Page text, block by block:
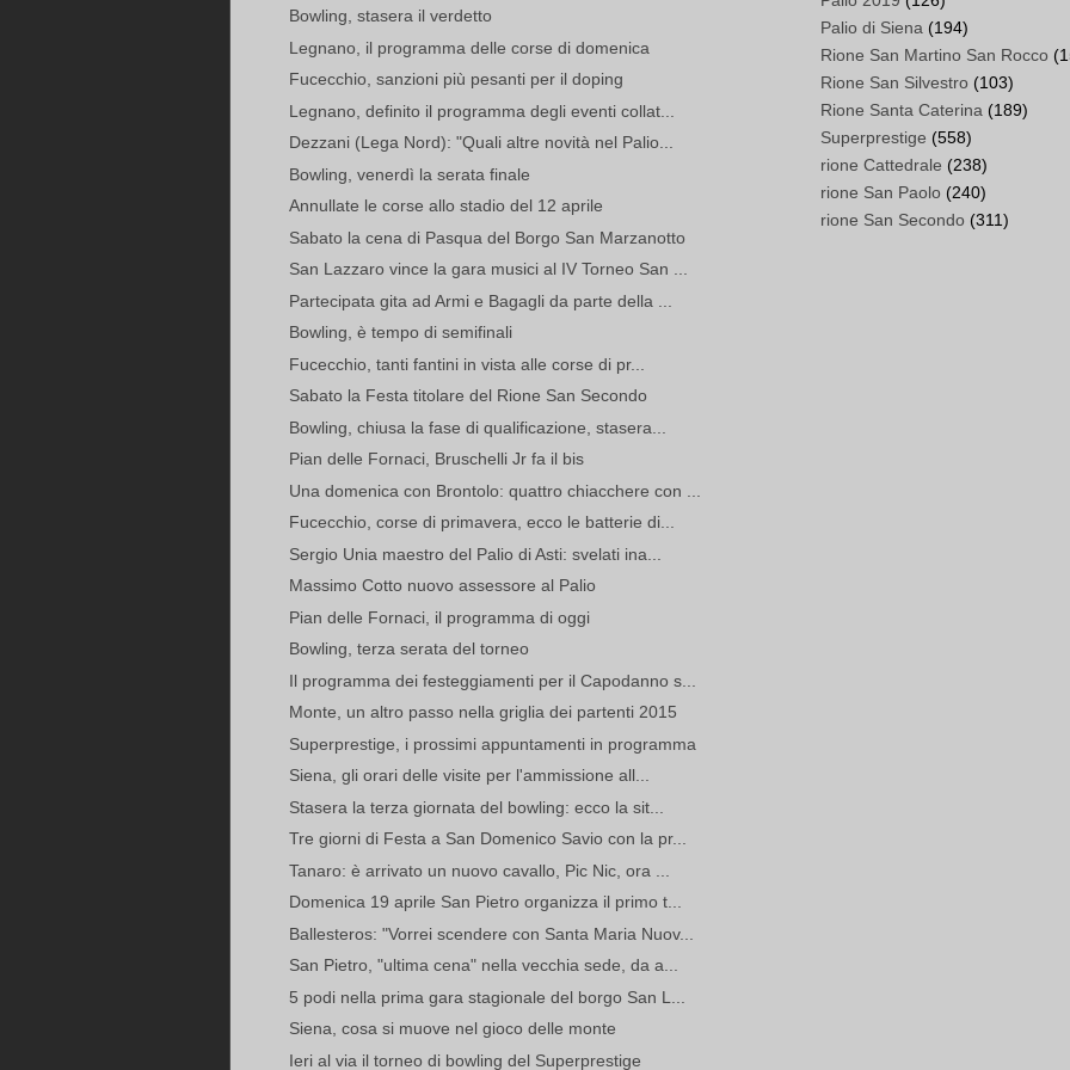
Bowling, stasera il verdetto
Legnano, il programma delle corse di domenica
Fucecchio, sanzioni più pesanti per il doping
Legnano, definito il programma degli eventi collat...
Dezzani (Lega Nord): "Quali altre novità nel Palio...
Bowling, venerdì la serata finale
Annullate le corse allo stadio del 12 aprile
Sabato la cena di Pasqua del Borgo San Marzanotto
San Lazzaro vince la gara musici al IV Torneo San ...
Partecipata gita ad Armi e Bagagli da parte della ...
Bowling, è tempo di semifinali
Fucecchio, tanti fantini in vista alle corse di pr...
Sabato la Festa titolare del Rione San Secondo
Bowling, chiusa la fase di qualificazione, stasera...
Pian delle Fornaci, Bruschelli Jr fa il bis
Una domenica con Brontolo: quattro chiacchere con ...
Fucecchio, corse di primavera, ecco le batterie di...
Sergio Unia maestro del Palio di Asti: svelati ina...
Massimo Cotto nuovo assessore al Palio
Pian delle Fornaci, il programma di oggi
Bowling, terza serata del torneo
Il programma dei festeggiamenti per il Capodanno s...
Monte, un altro passo nella griglia dei partenti 2015
Superprestige, i prossimi appuntamenti in programma
Siena, gli orari delle visite per l'ammissione all...
Stasera la terza giornata del bowling: ecco la sit...
Tre giorni di Festa a San Domenico Savio con la pr...
Tanaro: è arrivato un nuovo cavallo, Pic Nic, ora ...
Domenica 19 aprile San Pietro organizza il primo t...
Ballesteros: "Vorrei scendere con Santa Maria Nuov...
San Pietro, "ultima cena" nella vecchia sede, da a...
5 podi nella prima gara stagionale del borgo San L...
Siena, cosa si muove nel gioco delle monte
Ieri al via il torneo di bowling del Superprestige
Palio di Siena (194)
Rione San Martino San Rocco
Rione San Silvestro (103)
Rione Santa Caterina (189)
Superprestige (558)
rione Cattedrale (238)
rione San Paolo (240)
rione San Secondo (311)